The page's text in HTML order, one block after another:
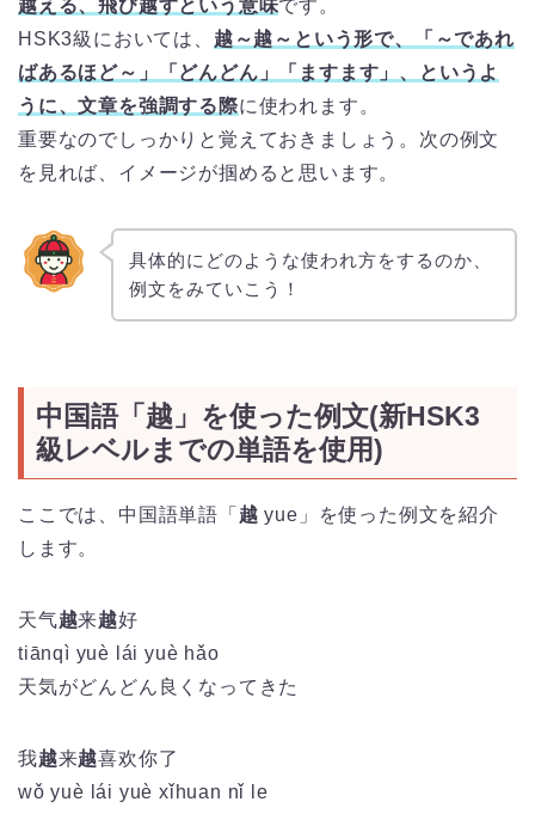
越える、飛び越すという 意味です。
HSK3級においては、 越～越～という形で、「～であれ
ばあるほど～」「どんどん」「ますます」、というよ
うに、文章を強調する際に使われます。
重要なのでしっかりと覚えておきましょう。次の例文
を見れば、イメージが掴めると思います。
具体的にどのような使われ方をするのか、
例文をみていこう！
中国語「越」を使った例文(新HSK3
級レベルまでの単語を使用)
ここでは、中国語単語「 越 yue」を使った例文を紹介
します。
天气越来越好
tiānqì yuè láiyuè hǎo
天気がどんどん良くなってきた
我越来越喜欢你了
wǒ yuè lái yuè xǐhuan nǐ le